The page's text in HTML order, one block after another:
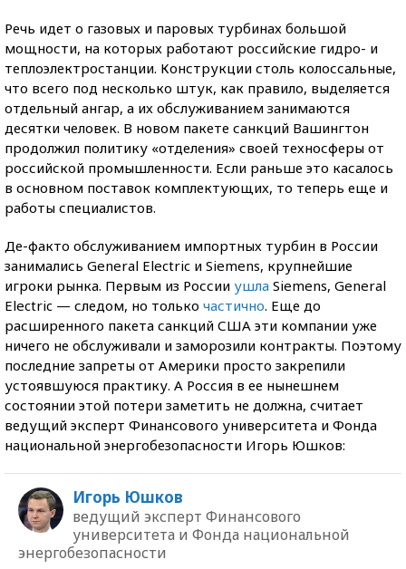
Речь идет о газовых и паровых турбинах большой
мощности, на которых работают российские гидро- и
теплоэлектростанции. Конструкции столь колоссальные,
что всего под несколько штук, как правило, выделяется
отдельный ангар, а их обслуживанием занимаются
десятки человек. В новом пакете санкций Вашингтон
продолжил политику «отделения» своей техносферы от
российской промышленности. Если раньше это касалось
в основном поставок комплектующих, то теперь еще и
работы специалистов.
Де-факто обслуживанием импортных турбин в России
занимались General Electric и Siemens, крупнейшие
игроки рынка. Первым из России ушла Siemens, General
Electric — следом, но только частично. Еще до
расширенного пакета санкций США эти компании уже
ничего не обслуживали и заморозили контракты. Поэтому
последние запреты от Америки просто закрепили
устоявшуюся практику. А Россия в ее нынешнем
состоянии этой потери заметить не должна, считает
ведущий эксперт Финансового университета и Фонда
национальной энергобезопасности Игорь Юшков:
Игорь Юшков
ведущий эксперт Финансового
университета и Фонда национальной
энергобезопасности